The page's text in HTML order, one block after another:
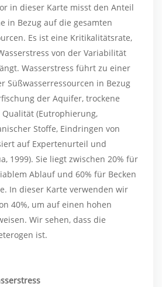
in dieser Karte misst den Anteil
in Bezug auf die gesamten
Es ist eine Kritikalitätsrate,
von der Variabilität
Wasserstress führt zu einer
Süßwasserressourcen in Bezug
der Aquifer, trockene
Qualität (Eutrophierung,
Stoffe, Eindringen von
auf Expertenurteil und
1999). Sie liegt zwischen 20% für
Ablauf und 60% für Becken
In dieser Karte verwenden wir
40%, um auf einen hohen
Wir sehen, dass die
ist.